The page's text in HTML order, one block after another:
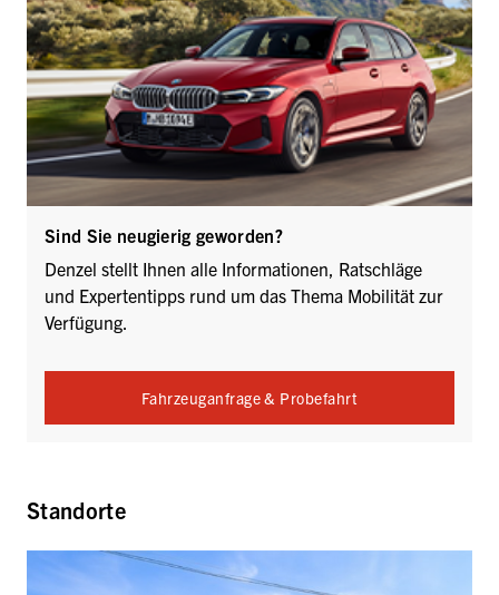
Sind Sie neugierig geworden?
Denzel stellt Ihnen alle Informationen, Ratschläge
und Expertentipps rund um das Thema Mobilität zur
Verfügung.
Fahrzeuganfrage & Probefahrt
Standorte